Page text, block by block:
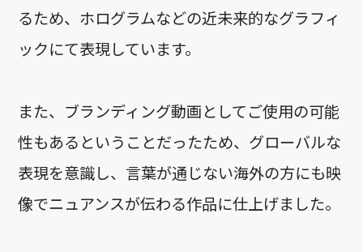
るため、ホログラムなどの近未来的なグラフィ
ックにて表現しています。
また、ブランディング動画としてご使用の可能
性もあるということだったため、グローバルな
表現を意識し、言葉が通じない海外の方にも映
像でニュアンスが伝わる作品に仕上げました。